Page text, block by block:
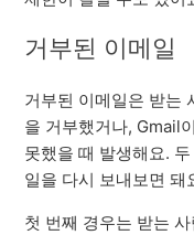
거부된 이메일
거부된 이메일은 받는
을 거부했거나, Gmail
못했을 때 발생해요.
일을 다시 보내보면 돼
첫 번째 경우는 받는